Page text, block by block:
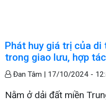
Phát huy giá trị của di
trong giao lưu, hợp
Đan Tâm | 17/10/2024 -
Nằm ở dải đất miền